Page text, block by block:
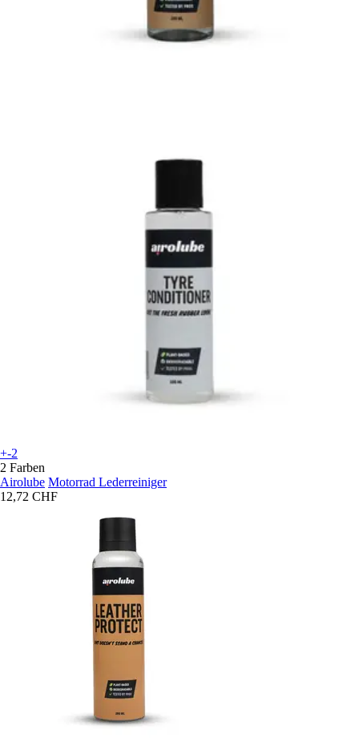
+-2
2 Farben
Airolube Motorrad Lederreiniger
12,72 CHF